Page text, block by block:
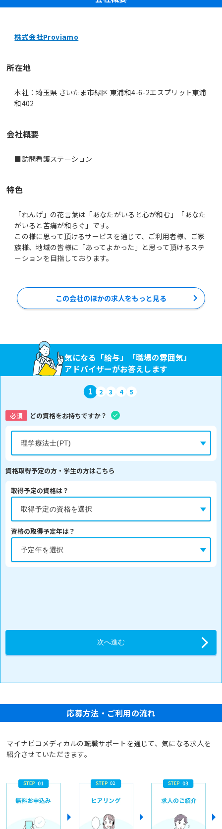
株式会社Proviamo
所在地
本社：埼玉県 さいたま市緑区 東浦和4-6-2エスプリット東浦
和402
会社概要
■訪問看護ステーション
特色
「れんげ」の花言葉は「あなたがいると心が和む」「あなた
がいると苦痛が和らぐ」です。
この様に思って頂けるサービスを通じて、ご利用者様、ご家
族様、地域の皆様に「あってよかった」と思って頂けるステ
ーションを目指しております。
この会社のほかの求人をもっと見る
気になる「給与」「職場の雰囲気」
アドバイザーがお答えします
1 2 3 4 5
必須 どの資格をお持ちですか？
資格取得予定の方・学生の方はこちら
取得予定の資格は？
資格の取得予定年は？
応募方法・ご利用の流れ
マイナビコメディカルの転職サポートを通じて、気になる求人を
紹介させていただきます。